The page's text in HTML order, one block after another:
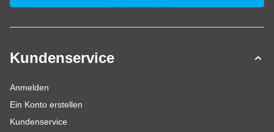
Kundenservice
Anmelden
Ein Konto erstellen
Kundenservice